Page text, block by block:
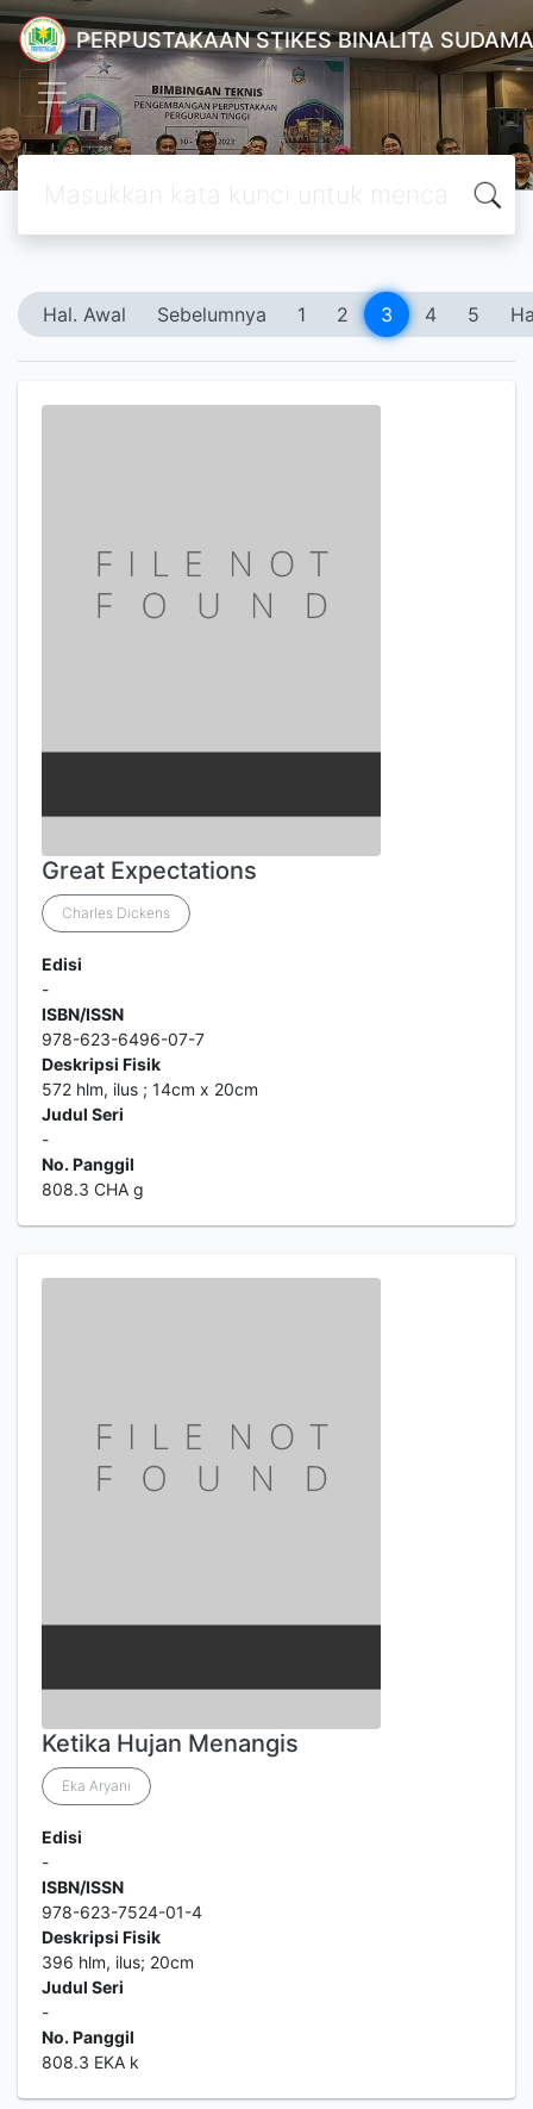
PERPUSTAKAAN STIKES BINALITA
Hal. Awal Sebelumnya 1 2 3 4 5
Great Expectations
Charles Dickens
Edisi
-
ISBN/ISSN
978-623-6496-07-7
Deskripsi Fisik
572 hlm, ilus ; 14cm x 20cm
Judul Seri
-
No. Panggil
808.3 CHA g
Ketika Hujan Menangis
Eka Aryani
Edisi
-
ISBN/ISSN
978-623-7524-01-4
Deskripsi Fisik
396 hlm, ilus; 20cm
Judul Seri
-
No. Panggil
808.3 EKA k